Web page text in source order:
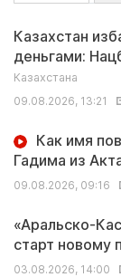
Казахстан
деньгами:
Казахстана
09.08.2026, 13:21
Как имя
Гадима из
09.08.2026, 09:16
«Аральско-
старт новому
03.08.2026, 14:00